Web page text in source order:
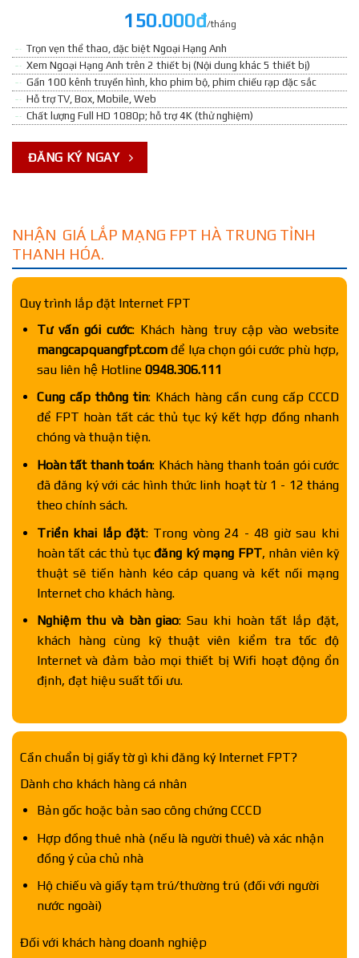
150.000đ/tháng
Trọn vẹn thể thao, đặc biệt Ngoại Hạng Anh
Xem Ngoại Hạng Anh trên 2 thiết bị (Nội dung khác 5 thiết bị)
Gần 100 kênh truyền hình, kho phim bộ, phim chiếu rạp đặc sắc
Hỗ trợ TV, Box, Mobile, Web
Chất lượng Full HD 1080p; hỗ trợ 4K (thử nghiệm)
ĐĂNG KÝ NGAY
NHẬN GIÁ LẮP MẠNG FPT HÀ TRUNG TỈNH
THANH HÓA.
Quy trình lắp đặt Internet FPT
Tư vấn gói cước: Khách hàng truy cập vào website
mangcapquangfpt.comđể lựa chọn gói cước phù hợp,
sau liên hệ Hotline 0948.306.111
Cung cấp thông tin: Khách hàng cần cung cấp CCCD
để FPT hoàn tất các thủ tục ký kết hợp đồng nhanh
chóng và thuận tiện.
Hoàn tất thanh toán: Khách hàng thanh toán gói cước
đã đăng ký với các hình thức linh hoạt từ 1 - 12 tháng
theo chính sách.
Triển khai lắp đặt: Trong vòng 24 - 48 giờ sau khi
hoàn tất các thủ tục đăng ký mạng FPT, nhân viên kỹ
thuật sẽ tiến hành kéo cáp quang và kết nối mạng
Internet cho khách hàng.
Nghiệm thu và bàn giao: Sau khi hoàn tất lắp đặt,
khách hàng cùng kỹ thuật viên kiểm tra tốc độ
Internet và đảm bảo mọi thiết bị Wifi hoạt động ổn
định, đạt hiệu suất tối ưu.
Cần chuẩn bị giấy tờ gì khi đăng ký Internet FPT?
Dành cho khách hàng cá nhân
Bản gốc hoặc bản sao công chứng CCCD
Hợp đồng thuê nhà (nếu là người thuê) và xác nhận
đồng ý của chủ nhà
Hộ chiếu và giấy tạm trú/thường trú (đối với người
nước ngoài)
Đối với khách hàng doanh nghiệp